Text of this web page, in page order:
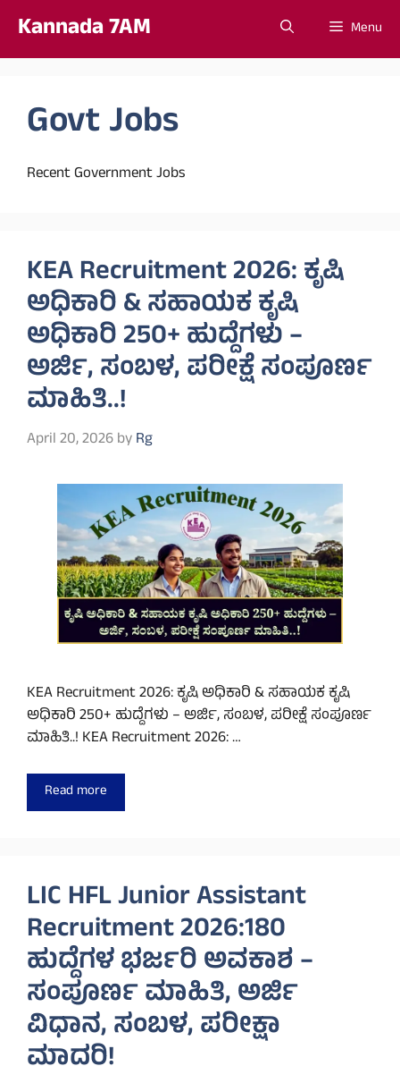
content
Kannada 7AM Menu
Govt Jobs
Recent Government Jobs
KEA Recruitment 2026: ಕೃಷಿ
ಅಧಿಕಾರಿ & ಸಹಾಯಕ ಕೃಷಿ
ಅಧಿಕಾರಿ 250+ ಹುದ್ದೆಗಳು –
ಅರ್ಜಿ, ಸಂಬಳ, ಪರೀಕ್ಷೆ ಸಂಪೂರ್ಣ
ಮಾಹಿತಿ..!
April 20, 2026byRg
KEA Recruitment 2026: ಕೃಷಿ ಅಧಿಕಾರಿ & ಸಹಾಯಕ ಕೃಷಿ
ಅಧಿಕಾರಿ 250+ ಹುದ್ದೆಗಳು – ಅರ್ಜಿ, ಸಂಬಳ, ಪರೀಕ್ಷೆ ಸಂಪೂರ್ಣ
ಮಾಹಿತಿ..! KEA Recruitment 2026: …
Read more
LIC HFL Junior Assistant
Recruitment 2026:180
ಹುದ್ದೆಗಳ ಭರ್ಜರಿ ಅವಕಾಶ –
ಸಂಪೂರ್ಣ ಮಾಹಿತಿ, ಅರ್ಜಿ
ವಿಧಾನ, ಸಂಬಳ, ಪರೀಕ್ಷಾ
ಮಾದರಿ!